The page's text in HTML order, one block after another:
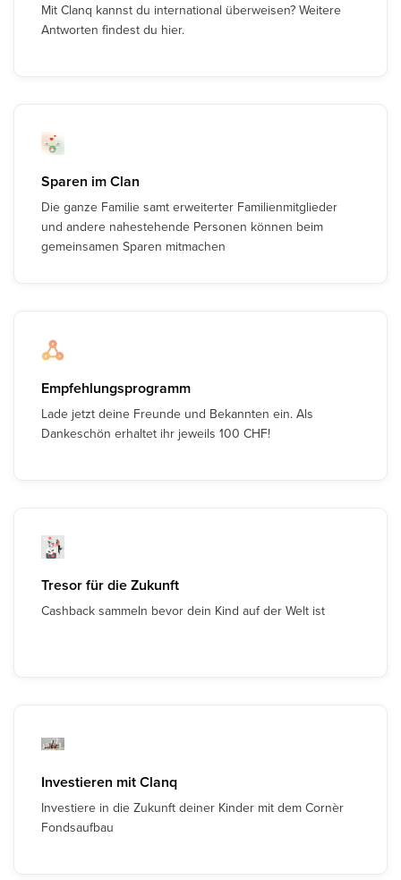
Mit Clanq kannst du international überweisen? Weitere
Antworten findest du hier.
Sparen im Clan
Die ganze Familie samt erweiterter Familienmitglieder
und andere nahestehende Personen können beim
gemeinsamen Sparen mitmachen
Empfehlungsprogramm
Lade jetzt deine Freunde und Bekannten ein. Als
Dankeschön erhaltet ihr jeweils 100 CHF!
Tresor für die Zukunft
Cashback sammeln bevor dein Kind auf der Welt ist
Investieren mit Clanq
Investiere in die Zukunft deiner Kinder mit dem Cornèr
Fondsaufbau